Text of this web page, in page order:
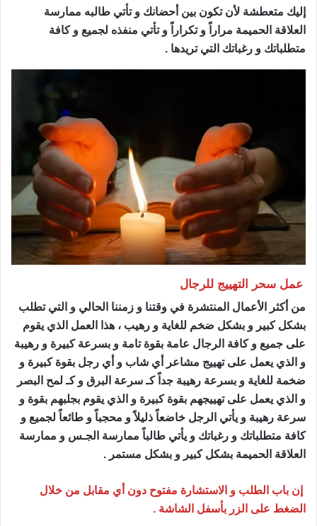
إليك متعطشة لأن تكون بين أحضانك و تأتي طالبه ممارسة
العلاقة الحميمة مراراً و تكراراً و تأتي منفذه لجميع و كافة
متطلباتك و رغباتك التي تريدها .
عمل سحر التهييج للرجال
من أكثر الأعمال المنتشرة في وقتنا و زمننا الحالي و التي تطلب
بشكل كبير و بشكل ضخم للغاية و رهيب ، هذا العمل الذي يقوم
على جميع و كافة الرجال عامة بقوة تامة و بسرعة كبيرة و رهيبة
و الذي يعمل على تهييج مشاعر أي شاب و أي رجل بقوة كبيرة و
ضخمة للغاية و بسرعة رهيبة جداً كـ سرعة البرق و كـ لمح البصر
و الذي يعمل على تهييجهم بقوة كبيرة و الذي يقوم بجلبهم بقوة و
سرعة رهيبة و يأتي الرجل خاضعاً ذليلاً و محجباً و طائعاً لجميع و
كافة متطلباتك و رغباتك و يأتي طالباً ممارسة الجـس و ممارسة
العلاقة الحميمة بشكل كبير و بشكل مستمر .
إن باب الطلب و الاستشارة مفتوح دون أي مقابل من خلال
الضغط على الزر بأسفل الشاشة .